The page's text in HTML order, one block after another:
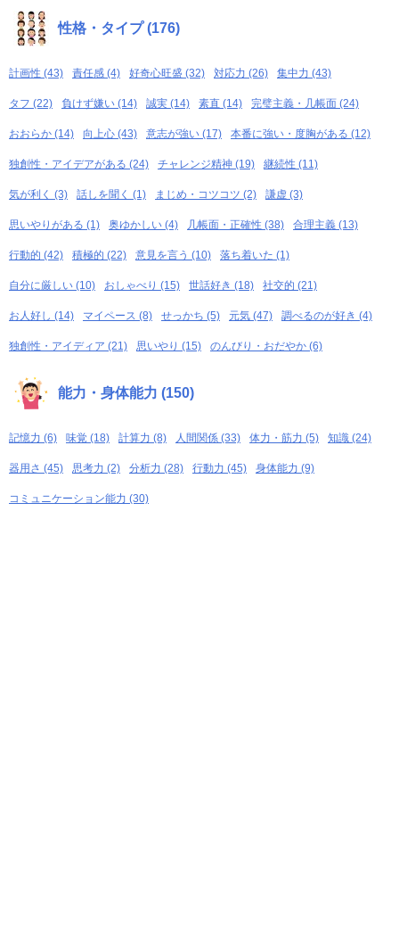
性格・タイプ (176)
計画性 (43) 責任感 (4) 好奇心旺盛 (32) 対応力 (26) 集中力 (43)
タフ (22) 負けず嫌い (14) 誠実 (14) 素直 (14) 完璧主義・几帳面 (24)
おおらか (14) 向上心 (43) 意志が強い (17) 本番に強い・度胸がある (12)
独創性・アイデアがある (24) チャレンジ精神 (19) 継続性 (11)
気が利く (3) 話しを聞く (1) まじめ・コツコツ (2) 謙虚 (3)
思いやりがある (1) 奥ゆかしい (4) 几帳面・正確性 (38) 合理主義 (13)
行動的 (42) 積極的 (22) 意見を言う (10) 落ち着いた (1)
自分に厳しい (10) おしゃべり (15) 世話好き (18) 社交的 (21)
お人好し (14) マイペース (8) せっかち (5) 元気 (47) 調べるのが好き (4)
独創性・アイディア (21) 思いやり (15) のんびり・おだやか (6)
能力・身体能力 (150)
記憶力 (6) 味覚 (18) 計算力 (8) 人間関係 (33) 体力・筋力 (5) 知識 (24)
器用さ (45) 思考力 (2) 分析力 (28) 行動力 (45) 身体能力 (9)
コミュニケーション能力 (30)